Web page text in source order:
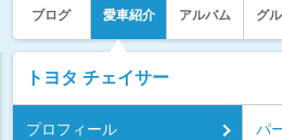
ブログ 愛車紹介 アルバム グ
トヨタ チェイサー
プロフィール パ